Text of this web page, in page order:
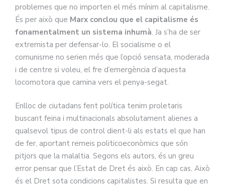
problemes que no importen el més mínim al capitalisme.
És per això que Marx conclou que el capitalisme és
fonamentalment un sistema inhumà. Ja s’ha de ser
extremista per defensar-lo. El socialisme o el
comunisme no serien més que l’opció sensata, moderada
i de centre si voleu, el fre d’emergència d’aquesta
locomotora que camina vers el penya-segat.
Enlloc de ciutadans fent política tenim proletaris
buscant feina i multinacionals absolutament alienes a
qualsevol tipus de control dient-li als estats el que han
de fer, aportant remeis politicoeconòmics que són
pitjors que la malaltia. Segons els autors, és un greu
error pensar que l’Estat de Dret és això. En cap cas. Això
és el Dret sota condicions capitalistes. Si resulta que en